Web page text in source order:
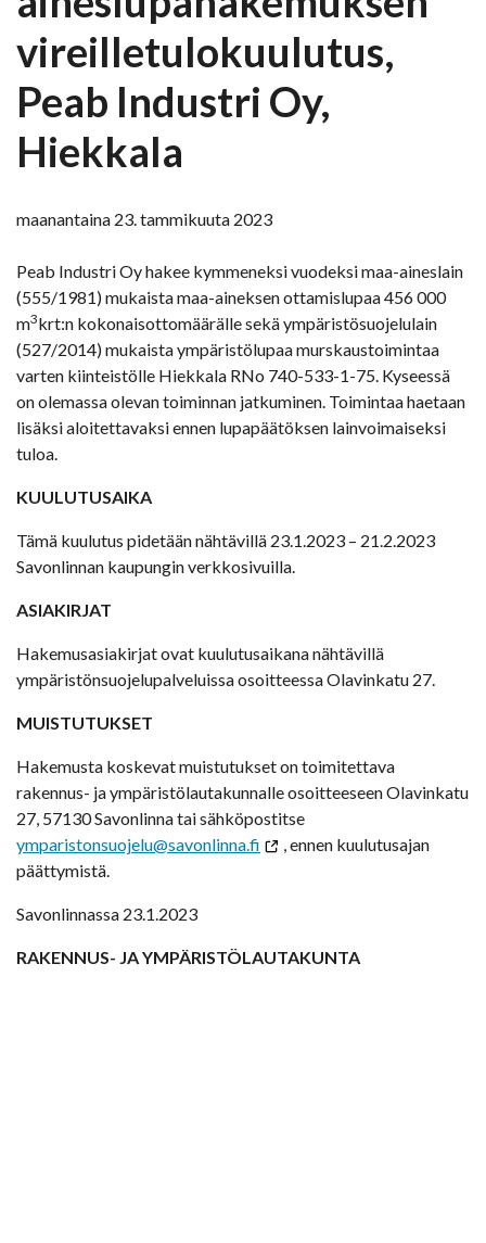
vireilletulokuulutus,
Peab Industri Oy,
Hiekkala
maanantaina 23. tammikuuta 2023
Peab Industri Oy hakee kymmeneksi vuodeksi maa-aineslain
(555/1981) mukaista maa-aineksen ottamislupaa 456 000
m3krt:n kokonaisottomäärälle sekä ympäristösuojelulain
(527/2014) mukaista ympäristölupaa murskaustoimintaa
varten kiinteistölle Hiekkala RNo 740-533-1-75. Kyseessä
on olemassa olevan toiminnan jatkuminen. Toimintaa haetaan
lisäksi aloitettavaksi ennen lupapäätöksen lainvoimaiseksi
tuloa.
KUULUTUSAIKA
Tämä kuulutus pidetään nähtävillä 23.1.2023 – 21.2.2023
Savonlinnan kaupungin verkkosivuilla.
ASIAKIRJAT
Hakemusasiakirjat ovat kuulutusaikana nähtävillä
ympäristönsuojelupalveluissa osoitteessa Olavinkatu 27.
MUISTUTUKSET
Hakemusta koskevat muistutukset on toimitettava
rakennus- ja ympäristölautakunnalle osoitteeseen Olavinkatu
27, 57130 Savonlinna tai sähköpostitse
ymparistonsuojelu@savonlinna.fi
, ennen kuulutusajan
päättymistä.
Savonlinnassa 23.1.2023
RAKENNUS- JA YMPÄRISTÖLAUTAKUNTA